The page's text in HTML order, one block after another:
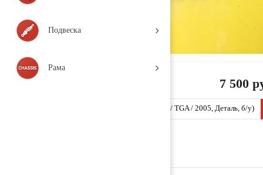
Подвеска
Рама
7 500
Насос масляный 51051033105 (TT229 / MAN / TGA / 2005, Деталь, б/у)